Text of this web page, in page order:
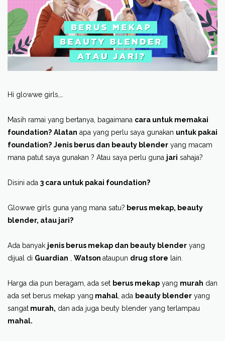
Hi glowwe girls,…
Masih ramai yang bertanya, bagaimana cara untuk memakai
foundation? Alatan apa yang perlu saya gunakan untuk pakai
foundation? Jenis berus dan beauty blender yang macam
mana patut saya gunakan ? Atau saya perlu guna jari sahaja?
Disini ada 3 cara untuk pakai foundation?
Glowwe girls guna yang mana satu? berus mekap, beauty
blender, atau jari?
Ada banyak jenis berus mekap dan beauty blender yang
dijual di Guardian Watson ataupun drug store lain.
Harga dia pun beragam, ada set berus mekap yang murah dan
ada set berus mekap yang mahal , ada beauty blender yang
sangat murah, dan ada juga beuty blender yang terlampau
mahal.